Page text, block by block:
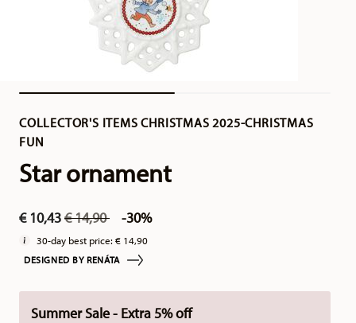
COLLECTOR'S ITEMS CHRISTMAS 2025-CHRISTMAS
FUN
Star ornament
€ 10,43Price reduced from
€ 14,90to -30%
30-day best price:€ 14,90
DESIGNED BY RENÁTA
Summer Sale - Extra 5% off